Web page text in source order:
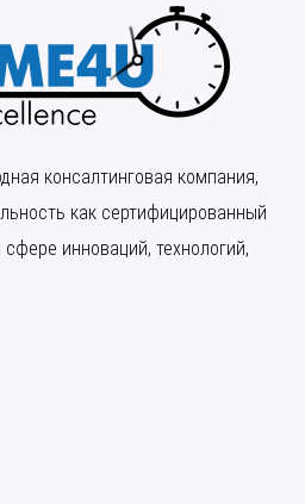
консалтинговая компания,
как сертифицированный
инноваций, технологий,